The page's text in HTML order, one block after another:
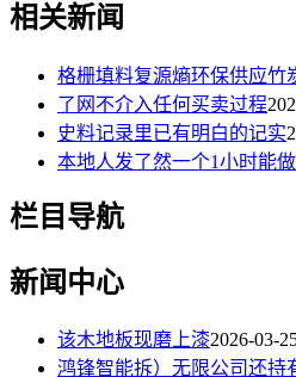
相关新闻
格栅填料复源熵环保供应竹
了网不介入任何买卖过程
史料记录里已有明白的记实
本地人发了然一个1小时能
栏目导航
新闻中心
该木地板现磨上漆2026-03-
鸿锋智能拆）无限公司还持